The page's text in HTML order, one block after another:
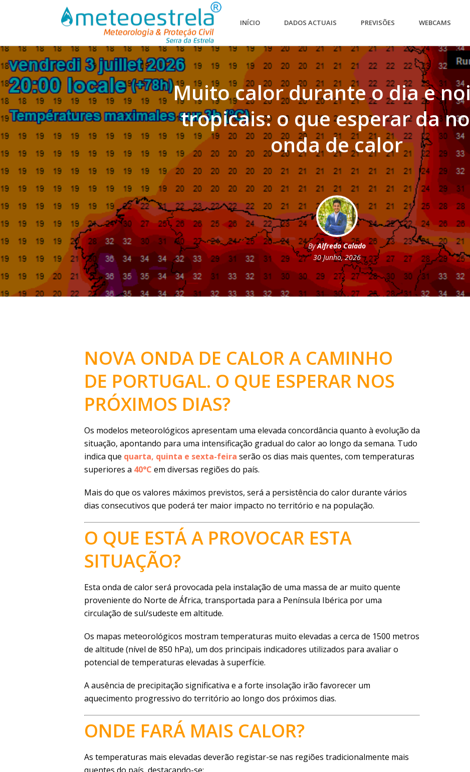
INÍCIO DADOS ACTUAIS PREVISÕES WEBCAMS
Muito calor durante o dia e
tropicais: o que esperar da
onda de calor
ByAlfredo Calado
30 Junho, 2026
NOVA ONDA DE CALOR A CAMINHO
DE PORTUGAL. O QUE ESPERAR NOS
PRÓXIMOS DIAS?
Os modelos meteorológicos apresentam uma elevada concordância quanto à evolução da
situação, apontando para uma intensificação gradual do calor ao longo da semana. Tudo
indica que quarta, quinta e sexta-feira serão os dias mais quentes, com temperaturas
superiores a 40°C em diversas regiões do país.
Mais do que os valores máximos previstos, será a persistência do calor durante vários
dias consecutivos que poderá ter maior impacto no território e na população.
O QUE ESTÁ A PROVOCAR ESTA
SITUAÇÃO?
Esta onda de calor será provocada pela instalação de uma massa de ar muito quente
proveniente do Norte de África, transportada para a Península Ibérica por uma
circulação de sul/sudeste em altitude.
Os mapas meteorológicos mostram temperaturas muito elevadas a cerca de 1500 metros
de altitude (nível de 850 hPa), um dos principais indicadores utilizados para avaliar o
potencial de temperaturas elevadas à superfície.
A ausência de precipitação significativa e a forte insolação irão favorecer um
aquecimento progressivo do território ao longo dos próximos dias.
ONDE FARÁ MAIS CALOR?
As temperaturas mais elevadas deverão registar-se nas regiões tradicionalmente mais